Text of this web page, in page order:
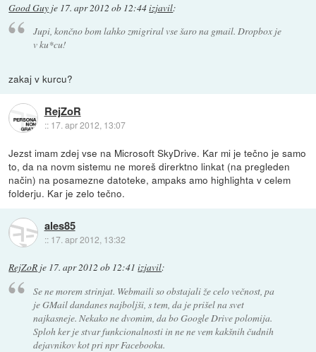
Good Guy je 17. apr 2012 ob 12:44izjavil:
Jupi, končno bom lahko zmigriral vse šaro na gmail. Dropbox je
v ku*cu!
zakaj v kurcu?
RejZoR
:: 17. apr 2012, 13:07
Jezst imam zdej vse na Microsoft SkyDrive. Kar mi je tečno je samo
to, da na novm sistemu ne moreš direrktno linkat (na pregleden
način) na posamezne datoteke, ampaks amo highlighta v celem
folderju. Kar je zelo tečno.
ales85
:: 17. apr 2012, 13:32
RejZoR je 17. apr 2012 ob 12:41 izjavil:
Se ne morem strinjat. Webmaili so obstajali že celo večnost, pa
je GMail dandanes najboljši, s tem, da je prišel na svet
najkasneje. Nekako ne dvomim, da bo Google Drive polomija.
Sploh ker je stvar funkcionalnosti in ne ne vem kakšnih čudnih
dejavnikov kot pri npr Facebooku.